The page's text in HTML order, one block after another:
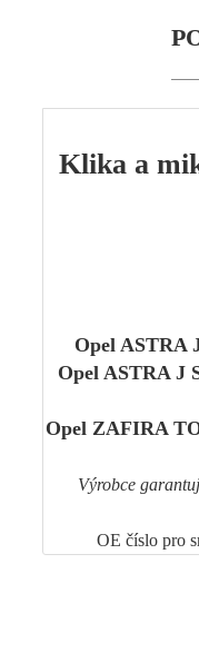
Klika a
Opel ASTRA
Opel ASTRA J
Opel ZAFIRA
Výrobce
OE číslo pro